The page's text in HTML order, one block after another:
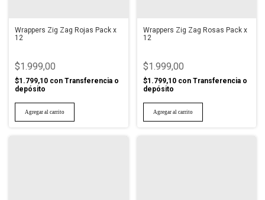
Wrappers Zig Zag Rojas Pack x
12
$1.999,00
$1.799,10 con Transferencia o
depósito
Wrappers Zig Zag Rosas Pack x
12
$1.999,00
$1.799,10 con Transferencia o
depósito